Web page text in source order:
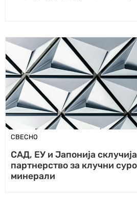
СВЕСНО
САД, ЕУ и Јапонија
партнерство за клучни
минерали